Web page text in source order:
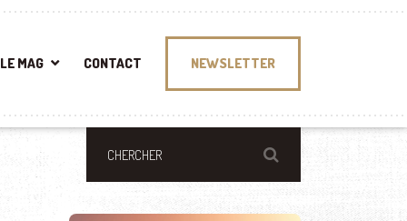
LE MAG CONTACT NEWSLETTER